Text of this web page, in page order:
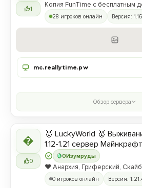
1 Копия FunTime с бесплатным
28 игроков онлайн Версия:
mc.reallytime.pw
Обзор сервера

0
0Изумруды
🥇 LuckyWorld 🥇
1.12-1.21 сервер Майнкрафт
❤️ Анархия, Гриферский,
0 игроков онлайн Версия: